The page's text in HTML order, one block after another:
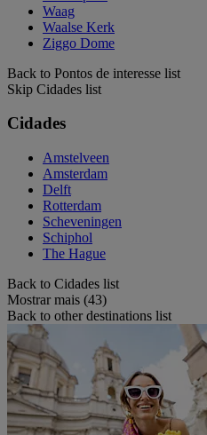
Waag
Waalse Kerk
Ziggo Dome
Back to Pontos de interesse list
Skip Cidades list
Cidades
Amstelveen
Amsterdam
Delft
Rotterdam
Scheveningen
Schiphol
The Hague
Back to Cidades list
Mostrar mais (43)
Back to other destinations list